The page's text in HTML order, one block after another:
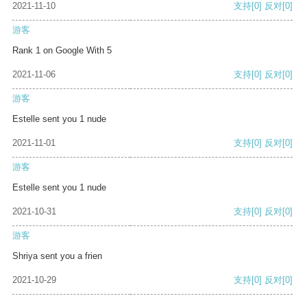
2021-11-10 支持[0] 反对[0]
游客
Rank 1 on Google With 5
2021-11-06 支持[0] 反对[0]
游客
Estelle sent you 1 nude
2021-11-01 支持[0] 反对[0]
游客
Estelle sent you 1 nude
2021-10-31 支持[0] 反对[0]
游客
Shriya sent you a frien
2021-10-29 支持[0] 反对[0]